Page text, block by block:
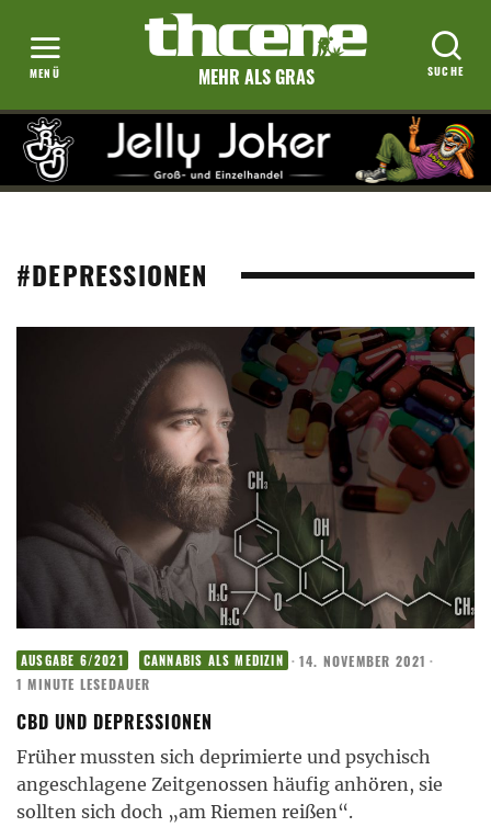
MEHR ALS GRAS
#DEPRESSIONEN
AUSGABE 6/2021 CANNABIS ALS MEDIZIN · 14. NOVEMBER 2021 ·
1 MINUTE LESEDAUER
CBD UND DEPRESSIONEN
Früher mussten sich deprimierte und psychisch
angeschlagene Zeitgenossen häufig anhören, sie
sollten sich doch „am Riemen reißen“.